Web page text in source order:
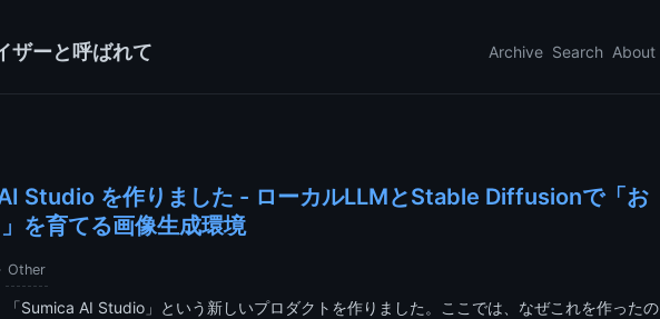
ザーと呼ばれて Archive Search About
Studio を作りました - ローカルLLMとStable Diffusionで「お
を育てる画像生成環境
· Other
「Sumica AI Studio」という新しいプロダクトを作りました。ここでは、なぜこれを作ったの